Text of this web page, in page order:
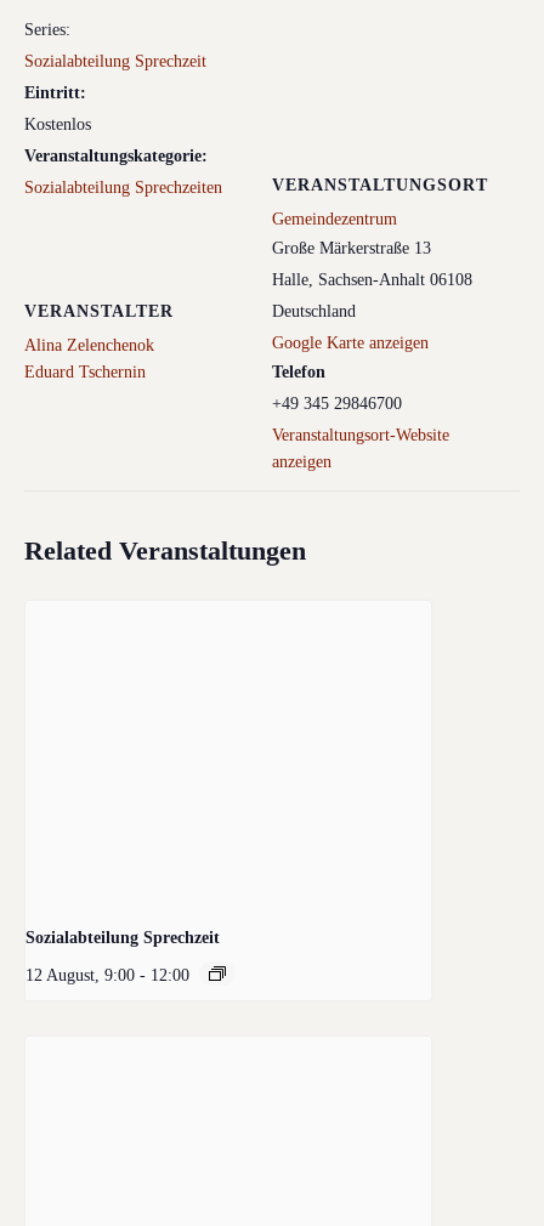
Series:
Sozialabteilung Sprechzeit
Eintritt:
Kostenlos
Veranstaltungskategorie:
Sozialabteilung Sprechzeiten
VERANSTALTER
Alina Zelenchenok
Eduard Tschernin
VERANSTALTUNGSORT
Gemeindezentrum
Große Märkerstraße 13
Halle, Sachsen-Anhalt 06108
Deutschland
Google Karte anzeigen
Telefon
+49 345 29846700
Veranstaltungsort-Website
anzeigen
Related Veranstaltungen
Sozialabteilung Sprechzeit
12 August, 9:00 - 12:00